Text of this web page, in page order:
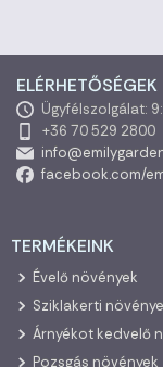
ELÉRHETŐSÉGEK
Ügyfélszolgálat:
+36 70 529 2800
facebook.com/
TERMÉKEINK
Évelő növények
Sziklakerti
Árnyékot kedvelő
Pozsgás növények